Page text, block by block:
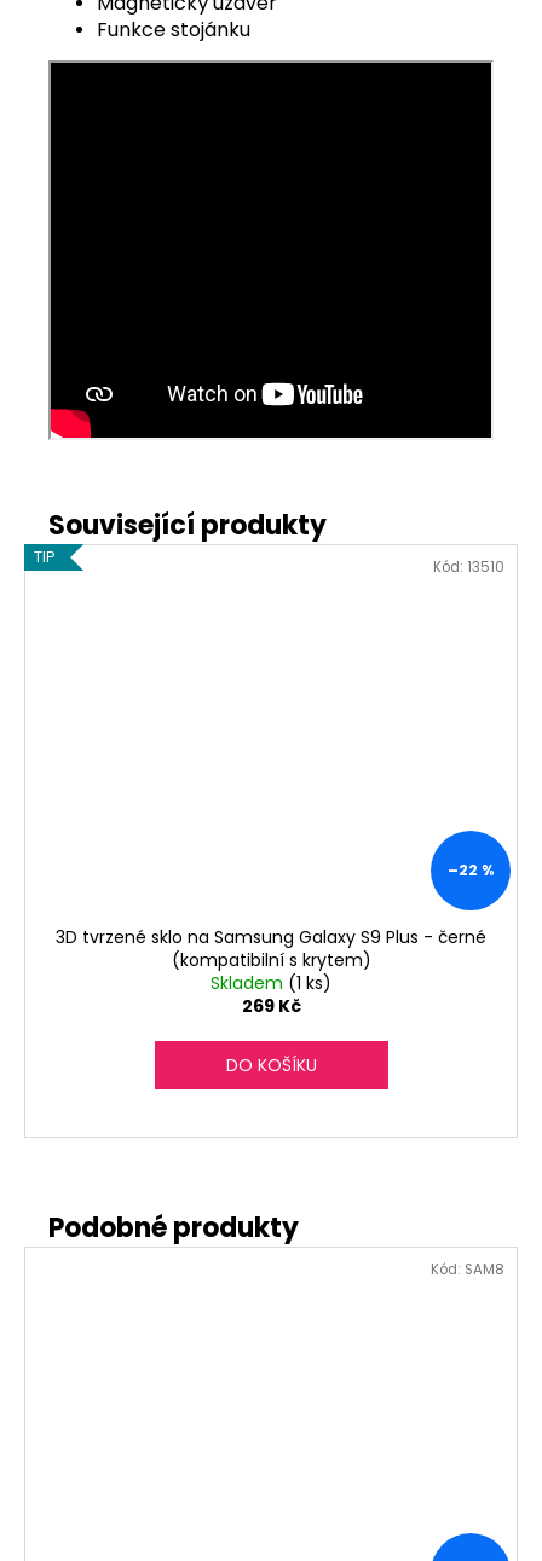
Funkce stojánku
TIP
–22 %
3D tvrzené sklo na Samsung Galaxy S9 Plus - černé
(kompatibilní s krytem)
Skladem (1 ks)
269 Kč
DO KOŠÍKU
Kód: 13510
Kód: SAM8